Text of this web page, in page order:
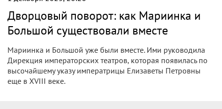
Дворцовый поворот: как Мариинка и
Большой существовали вместе
Мариинка и Большой уже были вместе. Ими руководила
Дирекция императорских театров, которая появилась по
высочайшему указу императрицы Елизаветы Петровны
еще в XVIII веке.